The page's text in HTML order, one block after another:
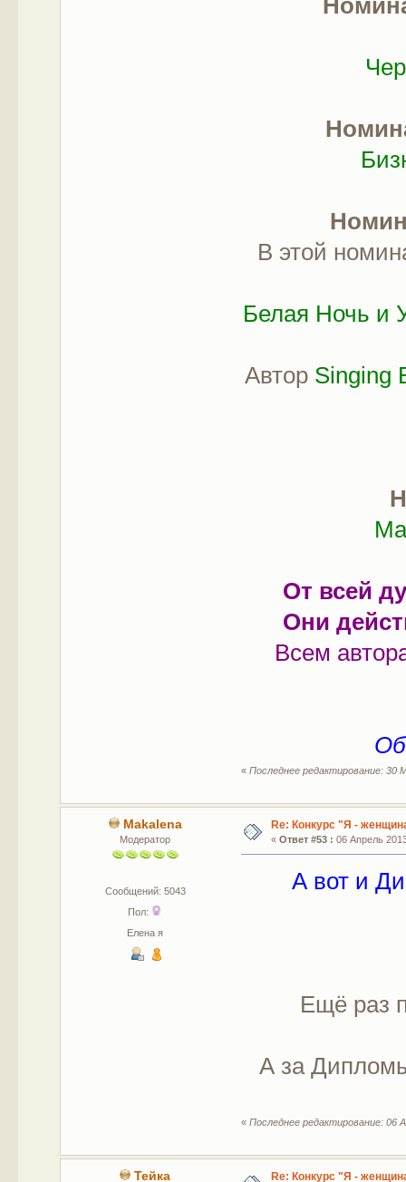
В этой
Белая Ночь и
Автор Singing
От всей
Они
Всем
«Последнее редактирование: 30
Makalena
Модератор
Сообщений: 5043
Пол:
Елена я
Re: Конкурс "Я -
« Ответ #53 : 06 Апрель
А вот и
Ещё раз
А за
«Последнее редактирование: 06
Тейка Re: Конкурс "Я -